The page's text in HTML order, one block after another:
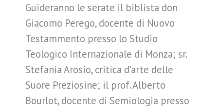
Guideranno le serate il biblista don
Giacomo Perego, docente di Nuovo
Testammento presso lo Studio
Teologico Internazionale di Monza; sr.
Stefania Arosio, critica d’arte delle
Suore Preziosine; il prof. Alberto
Bourlot, docente di Semiologia presso